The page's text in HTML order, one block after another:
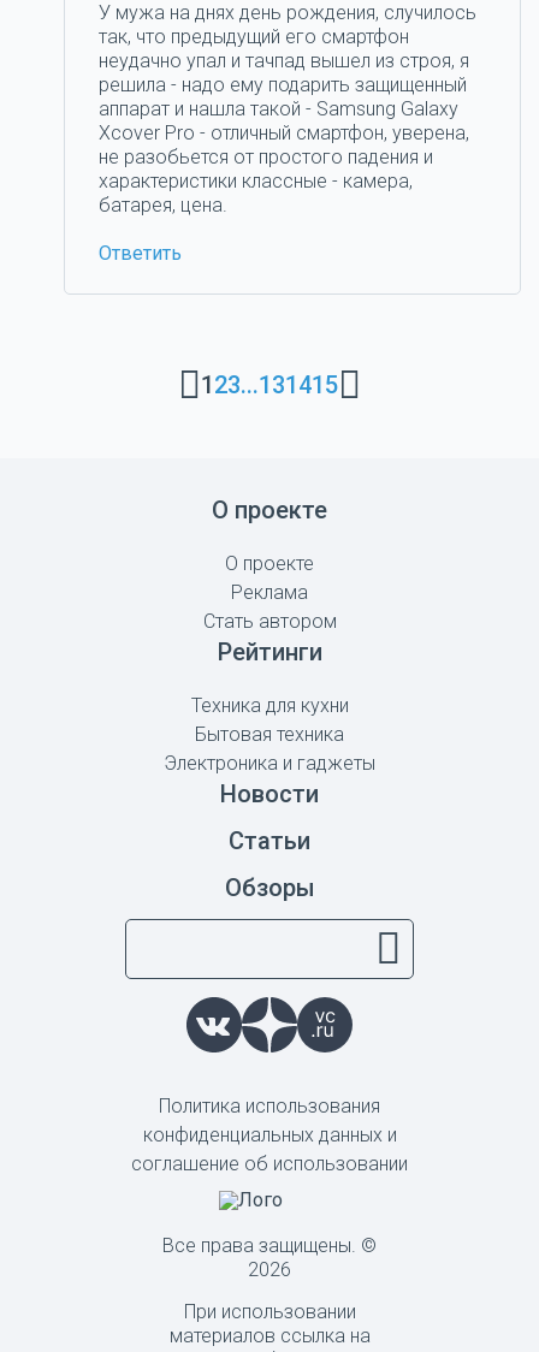
У мужа на днях день рождения, случилось
так, что предыдущий его смартфон
неудачно упал и тачпад вышел из строя, я
решила - надо ему подарить защищенный
аппарат и нашла такой - Samsung Galaxy
Xcover Pro - отличный смартфон, уверена,
не разобьется от простого падения и
характеристики классные - камера,
батарея, цена.
Ответить
123...131415
Все права защищены. ©
2026
При использовании
материалов ссылка на
О проекте
О проекте
Реклама
Стать автором
Рейтинги
Техника для кухни
Бытовая техника
Электроника и гаджеты
Новости
Статьи
Обзоры
Политика использования
конфиденциальных данных и
соглашение об использовании